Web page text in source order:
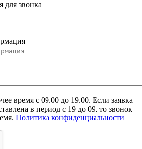
для звонка
время с 09.00 до 19.00. Если заявка
в период с 19 до 09, то звонок
Политика конфиденциальности